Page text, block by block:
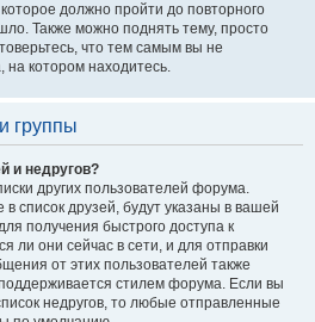
должно пройти до повторного
Также можно поднять тему, просто
что тем самым вы не
котором находитесь.
группы
и недругов?
других пользователей форума.
список друзей, будут указаны в вашей
получения быстрого доступа к
ли они сейчас в сети, и для отправки
от этих пользователей также
стилем форума. Если вы
недругов, то любые отправленные